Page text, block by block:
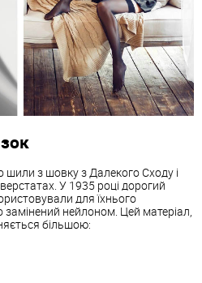
шили з шовку з Далекого Сходу і
У 1935 році дорогий
для їхнього
нейлоном. Цей матеріал,
більшою: